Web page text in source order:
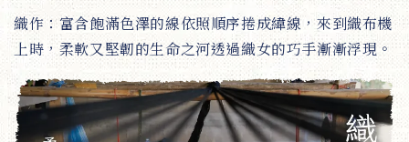
織作：富含飽滿色澤的線依照順序捲成緯線，來到織布機
上時，柔軟又堅韌的生命之河透過織女的巧手漸漸浮現。